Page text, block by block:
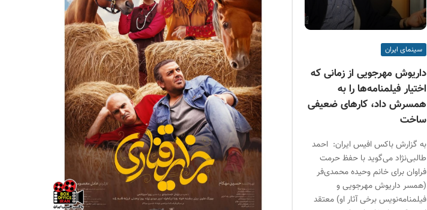
سینمای ایران
داریوش مهرجویی از زمانی که
اختیار فیلمنامه‌ها را به
همسرش داد، کارهای ضعیفی
ساخت
به گزارش باکس افیس ایران: احمد
طالبی‌نژاد می‌گوید با حفظ حرمت
فراوان برای خانم وحیده محمدی‌فر
(همسر داریوش مهرجویی و
فیلمنامه‌نویس برخی آثار او) معتقد